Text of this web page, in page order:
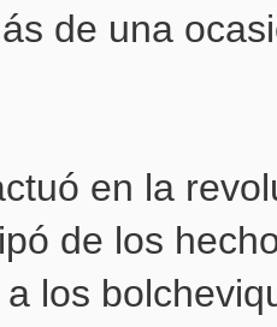
de una
en la
de los
los